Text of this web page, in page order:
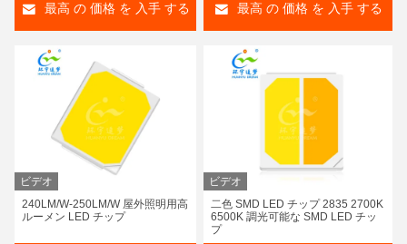
最高 の 価格 を 入手 する 最高 の 価格 を 入手 する
ビデオ
240LM/W-250LM/W 屋外照明用高
ルーメン LED チップ
ビデオ
二色 SMD LED チップ 2835 2700K
6500K 調光可能な SMD LED チッ
プ